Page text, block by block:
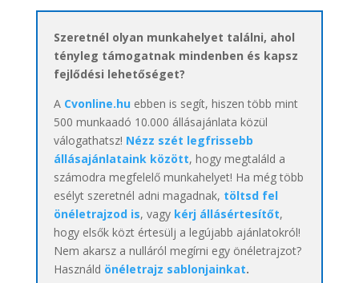
Szeretnél olyan munkahelyet találni, ahol
tényleg támogatnak mindenben és kapsz
fejlődési lehetőséget?
A Cvonline.huebben is segít, hiszen több mint
500 munkaadó 10.000 állásajánlata közül
válogathatsz! Nézz szét legfrissebb
állásajánlataink között, hogy megtaláld a
számodra megfelelő munkahelyet! Ha még több
esélyt szeretnél adni magadnak, töltsd fel
önéletrajzod is, vagy kérj állásértesítőt,
hogy elsők közt értesülj a legújabb ajánlatokról!
Nem akarsz a nulláról megírni egy önéletrajzot?
Használd önéletrajz sablonjainkat.